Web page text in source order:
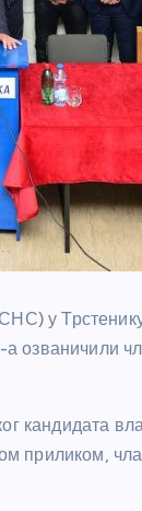
у
а озваничили
кандидата
приликом,